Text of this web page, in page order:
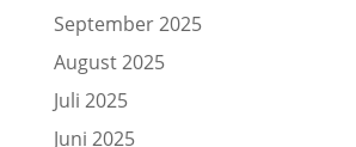
September 2025
August 2025
Juli 2025
Juni 2025